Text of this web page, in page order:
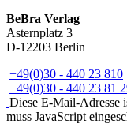
BeBra Verlag
Asternplatz 3
D-12203 Berlin
+49(0)30 - 440 23 810
+49(0)30 - 440 23 81
Diese E-Mail-Adresse
muss JavaScript